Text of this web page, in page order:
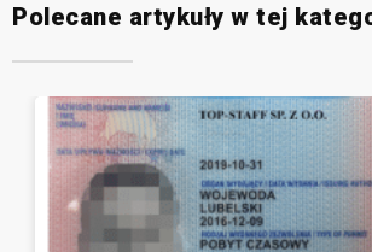
Polecane artykuły w tej